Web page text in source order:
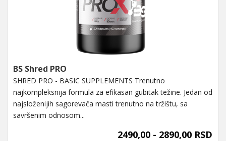
BS Shred PRO
SHRED PRO - BASIC SUPPLEMENTS Trenutno
najkompleksnija formula za efikasan gubitak težine. Jedan od
najsloženijih sagorevača masti trenutno na tržištu, sa
savršenim odnosom...
2490,00 - 2890,00 RSD